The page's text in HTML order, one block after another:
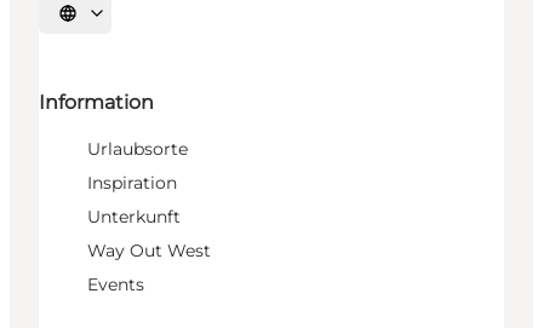
Sprache auswählen
Information
Urlaubsorte
Inspiration
Unterkunft
Way Out West
Events